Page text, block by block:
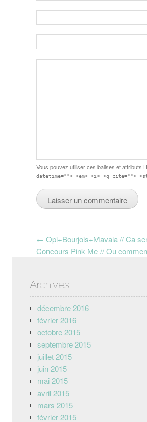
Vous pouvez utiliser ces balises et attributs
datetime=""> <em> <i> <q cite="">
Post navigation
← Opi+Bourjois+Mavala // Ca
Concours Pink Me // Ou
Archives
décembre 2016
février 2016
octobre 2015
septembre 2015
juillet 2015
juin 2015
mai 2015
avril 2015
mars 2015
février 2015